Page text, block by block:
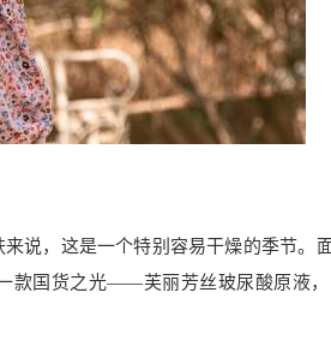
说，这是一个特别容易干燥的季节。
款国货之光——芙丽芳丝玻尿酸原液